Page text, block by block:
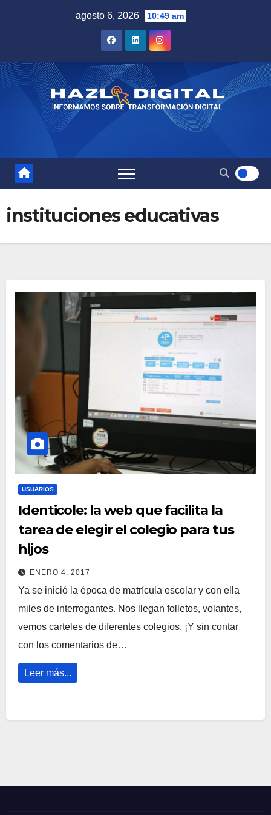
agosto 6, 2026 10:49 am
instituciones educativas
USUARIOS
Identicole: la web que facilita la
tarea de elegir el colegio para tus
hijos
ENERO 4, 2017
Ya se inició la época de matrícula escolar y con ella
miles de interrogantes. Nos llegan folletos, volantes,
vemos carteles de diferentes colegios. ¡Y sin contar
con los comentarios de…
Leer más...